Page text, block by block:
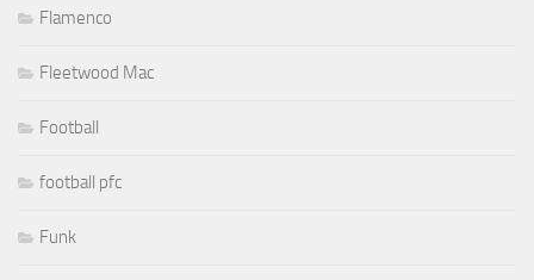
Flamenco
Fleetwood Mac
Football
football pfc
Funk